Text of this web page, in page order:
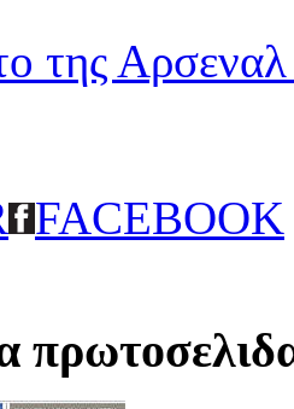
της
FACEBOOK